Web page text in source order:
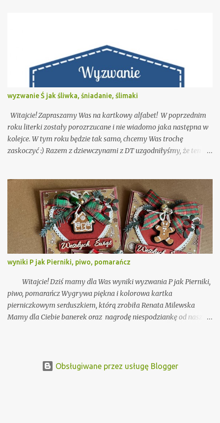
wyzwanie Ś jak śliwka, śniadanie, ślimaki
Witajcie! Zapraszamy Was na kartkowy alfabet! W poprzednim
roku literki zostały porozrzucane i nie wiadomo jaka następna w
kolejce. W tym roku będzie tak samo, chcemy Was trochę
zaskoczyć :) Razem z dziewczynami z DT uzgodniłyśmy, że ten
Temat kolejnego wyzwania to: Ś jak śliwka, śniadanie, ślimaki To
do dzieła! Liczymy na Waszą kreatywność ;) Serdecznie
zapraszamy do zabawy z nami! Wyzwanie trwa do 15 września !
Zgłaszanie prac na dole w "żabce" (lub w komentarzu) w formie
klasycznej kartki, czyli otwieranej z miejscem na wpisanie
życzeń. Kartka może mieć nietypowy kształt, ozdobiony nie tylko
front, ale i tył i środek. Czekoladownik, exploding box i pop-up
box nie są traktowane jako kartka na potrzeby naszych
wzywań. Można zgłaszać kilka prac na wyzwanie, ale każdą
prosimy zgłaszać ...
wyniki P jak Pierniki, piwo, pomarańcz
Witajcie! Dziś mamy dla Was wyniki wyzwania P jak Pierniki,
piwo, pomarańcz Wygrywa piękna i kolorowa kartka
pierniczkowym serduszkiem, którą zrobiła Renata Milewska
Mamy dla Ciebie banerek oraz nagrodę niespodziankę od naszej
Obsługiwane przez usługę Blogger